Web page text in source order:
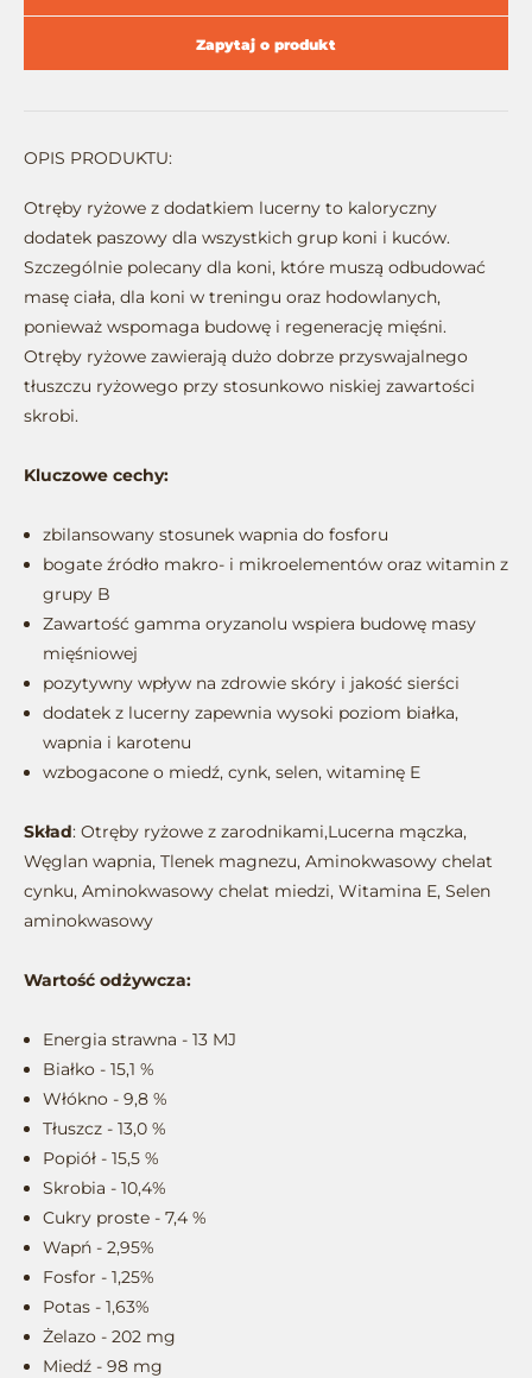
Zapytaj o produkt
OPIS PRODUKTU:
Otręby ryżowe z dodatkiem lucerny to kaloryczny
dodatek paszowy dla wszystkich grup koni i kuców.
Szczególnie polecany dla koni, które muszą odbudować
masę ciała, dla koni w treningu oraz hodowlanych,
ponieważ wspomaga budowę i regenerację mięśni.
Otręby ryżowe zawierają dużo dobrze przyswajalnego
tłuszczu ryżowego przy stosunkowo niskiej zawartości
skrobi.
Kluczowe cechy:
zbilansowany stosunek wapnia do fosforu
bogate źródło makro- i mikroelementów oraz witamin z
grupy B
Zawartość gamma oryzanolu wspiera budowę masy
mięśniowej
pozytywny wpływ na zdrowie skóry i jakość sierści
dodatek z lucerny zapewnia wysoki poziom białka,
wapnia i karotenu
wzbogacone o miedź, cynk, selen, witaminę E
Skład: Otręby ryżowe z zarodnikami,Lucerna mączka,
Węglan wapnia, Tlenek magnezu, Aminokwasowy chelat
cynku, Aminokwasowy chelat miedzi, Witamina E, Selen
aminokwasowy
Wartość odżywcza:
Energia strawna - 13 MJ
Białko - 15,1 %
Włókno - 9,8 %
Tłuszcz - 13,0 %
Popiół - 15,5 %
Skrobia - 10,4%
Cukry proste - 7,4 %
Wapń - 2,95%
Fosfor - 1,25%
Potas - 1,63%
Żelazo - 202 mg
Miedź - 98 mg